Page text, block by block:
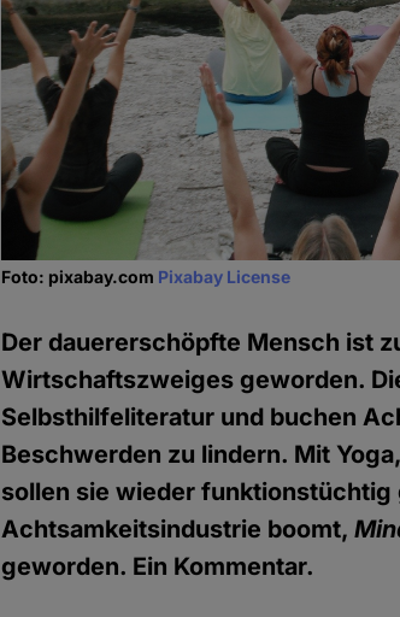
Foto: pixabay.com Pixabay License
Der dauererschöpfte Mensch ist
Wirtschaftszweiges geworden.
Selbsthilfeliteratur und buchen
Beschwerden zu lindern. Mit
sollen sie wieder funktionstüchtig
Achtsamkeitsindustrie boomt,
geworden. Ein Kommentar.